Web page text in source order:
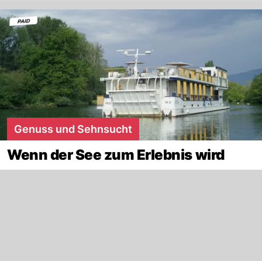
Genuss und Sehnsucht
Wenn der See zum Erlebnis wird